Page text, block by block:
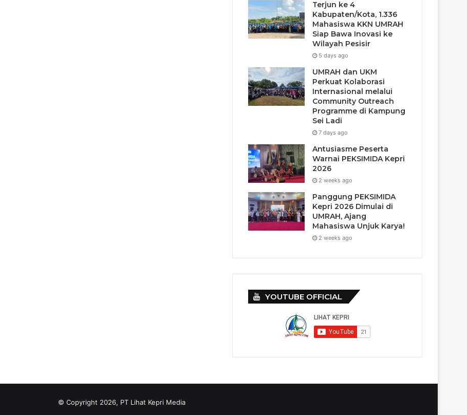
Terjun ke 4
Kabupaten/Kota, 1.336
Mahasiswa KKN UMRAH
Siap Bawa Inovasi ke
Wilayah Pesisir
5 days ago
UMRAH dan UKM
Perkuat Kolaborasi
Internasional melalui
Community Outreach
Programme di Kampung
Sei Ladi
7 days ago
Antusiasme Peserta
Warnai PEKSIMIDA Kepri
2026
2 weeks ago
Panggung PEKSIMIDA
Kepri 2026 Dimulai di
UMRAH, Ajang
Mahasiswa Unjuk Karya!
2 weeks ago
YOUTUBE OFFICIAL
© Copyright 2026, PT Lihat Kepri Media